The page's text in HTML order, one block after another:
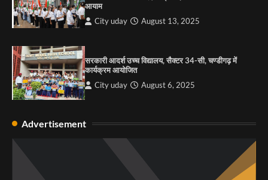
आयाम
City uday August 13, 2025
सरकारी आदर्श उच्च विद्यालय, सैक्टर 34-सी, चण्डीगढ़ में
कार्यक्रम आयोजित
City uday August 6, 2025
Advertisement